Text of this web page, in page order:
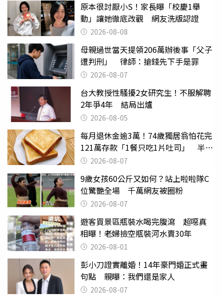
原本很討厭小S！家長曝「校慶1舉
動」讓她徹底改觀 網友洗版認證
2026-08-08
母親過世當天提領206萬辦後事「父子
遭判刑」 律師：搶錢先下手是罪
2026-08-07
台大教授性騷擾2女研究生！不服解聘
2年爭4年 結局出爐
2026-08-05
每月退休金逾3萬！74歲獨居翁怕花完
121萬存款「1餐只吃1片吐司」 半年
後暴瘦嚇壞女兒
2026-08-07
9歲女孩60公斤又如何？站上啦啦隊C
位驚艷全場 千萬網友被圈粉
2026-08-07
遊客買景區瓶裝水喝完腹瀉 超噁真
相曝！老婦撿空瓶裝河水賣30年
2026-08-01
彭小刀證實離婚！14年豪門婚正式畫
句點 親曝：我們還是家人
2026-08-07